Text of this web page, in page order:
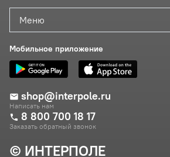
© ИНТЕРПОЛЕ
Меню
Мобильное приложение
shop@interpole.ru
Написать нам
8 800 700 18 17
Заказать обратный звонок